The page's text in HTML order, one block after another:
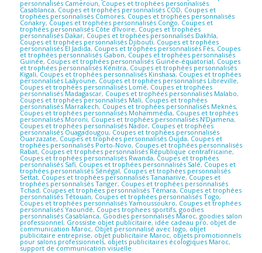
personnalisés Cameroun, Coupes et trophées personnalisés
Casablanca, Coupes et trophées personnalisés COD, Coupes et
trophées personnalisés Comores, Coupes et trophées personnalisés
Conakry, Coupes et trophées personnalisés Congo, Coupes et
trophées personnalisés Côte d’Ivoire, Coupes et trophées
personnalisés Dakar, Coupes et trophées personnalisés Dakhla,
Coupes et trophées personnalisés Djibouti, Coupes et trophées
personnalisés El Jadida, Coupes et trophées personnalisés Fès, Coupes
et trophées personnalisés Gabon, Coupes et trophées personnalisés
Guinée, Coupes et trophées personnalisés Guinée-équatorial, Coupes
et trophées personnalisés Kénitra, Coupes et trophées personnalisés
Kigali, Coupes et trophées personnalisés Kinshasa, Coupes et trophées
personnalisés Laâyoune, Coupes et trophées personnalisés Libreville,
Coupes et trophées personnalisés Lomé, Coupes et trophées
personnalisés Madagascar, Coupes et trophées personnalisés Malabo,
Coupes et trophées personnalisés Mali, Coupes et trophées
personnalisés Marrakech, Coupes et trophées personnalisés Meknès,
Coupes et trophées personnalisés Mohammédia, Coupes et trophées
personnalisés Moroni, Coupes et trophées personnalisés N’Djamena,
Coupes et trophées personnalisés Nador, Coupes et trophées
personnalisés Ouagadougou, Coupes et trophées personnalisés
Ouarzazate, Coupes et trophées personnalisés Oujda, Coupes et
trophées personnalisés Porto-Novo, Coupes et trophées personnalisés
Rabat, Coupes et trophées personnalisés République centrafricaine,
Coupes et trophées personnalisés Rwanda, Coupes et trophées
personnalisés Safi, Coupes et trophées personnalisés Salé, Coupes et
trophées personnalisés Sénégal,Coupes et trophées personnalisés
Settat, Coupes et trophées personnalisés Tananarive,Coupes et
trophées personnalisés Tanger, Coupes et trophées personnalisés
Tchad, Coupes et trophées personnalisés Témara, Coupes et trophées
personnalisés Tétouan, Coupes et trophées personnalisés Togo,
Coupes et trophées personnalisés Yamoussoukro, Coupes et trophées
personnalisés Yaoundé, Coupes trophees sportifs, goodies
personnalisés Casablanca, Goodies personnalisés Maroc, goodies salon
professionnel, Grossiste objet publicitaire, idée cadeau pro, objet de
communication Maroc, Objet personnalisé avec logo, objet
publicitaire entreprise, objet publicitaire Maroc, objets promotionnels
pour salons professionnels, objets publicitaires écologiques Maroc,
support de communication visuelle